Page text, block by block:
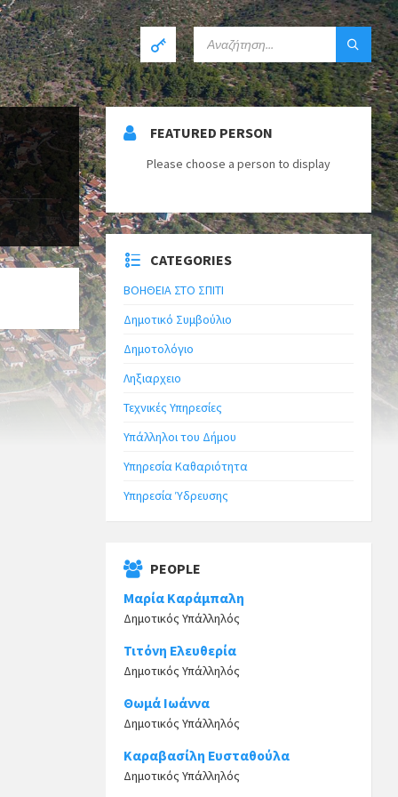
FEATURED PERSON
Please choose a person to display
CATEGORIES
ΒΟΗΘΕΙΑ ΣΤΟ ΣΠΙΤΙ
Δημοτικό Συμβούλιο
Δημοτολόγιο
Ληξιαρχειο
Τεχνικές Υπηρεσίες
Υπάλληλοι του Δήμου
Υπηρεσία Καθαριότητα
Υπηρεσία Ύδρευσης
PEOPLE
Μαρία Καράμπαλη
Δημοτικός Υπάλληλός
Τιτόνη Ελευθερία
Δημοτικός Υπάλληλός
Θωμά Ιωάννα
Δημοτικός Υπάλληλός
Καραβασίλη Ευσταθούλα
Δημοτικός Υπάλληλός